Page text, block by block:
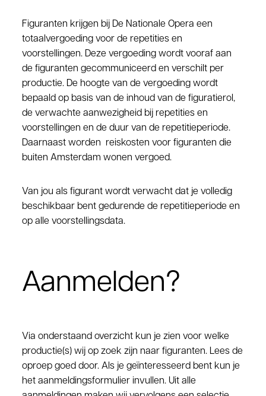
Figuranten krijgen bij De Nationale Opera een
totaalvergoeding voor de repetities en
voorstellingen. Deze vergoeding wordt vooraf aan
de figuranten gecommuniceerd en verschilt per
productie. De hoogte van de vergoeding wordt
bepaald op basis van de inhoud van de figuratierol,
de verwachte aanwezigheid bij repetities en
voorstellingen en de duur van de repetitieperiode.
Daarnaast worden reiskosten voor figuranten die
buiten Amsterdam wonen vergoed.
Van jou als figurant wordt verwacht dat je volledig
beschikbaar bent gedurende de repetitieperiode en
op alle voorstellingsdata.
Aanmelden?
Via onderstaand overzicht kun je zien voor welke
productie(s) wij op zoek zijn naar figuranten. Lees de
oproep goed door. Als je geïnteresseerd bent kun je
het aanmeldingsformulier invullen. Uit alle